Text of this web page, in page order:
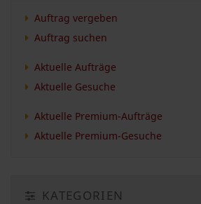
Auftrag vergeben
Auftrag suchen
Aktuelle Aufträge
Aktuelle Gesuche
Aktuelle Premium-Aufträge
Aktuelle Premium-Gesuche
KATEGORIEN